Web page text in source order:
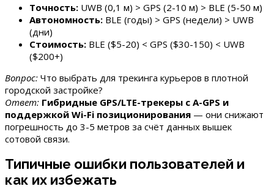
Точность: UWB (0,1 м) > GPS (2-10 м) > BLE (5-50 м)
Автономность: BLE (годы) > GPS (недели) > UWB
(дни)
Стоимость: BLE ($5-20) < GPS ($30-150) < UWB
($200+)
Вопрос: Что выбрать для трекинга курьеров в плотной
городской застройке?
Ответ: Гибридные GPS/LTE-трекеры с A-GPS и
поддержкой Wi-Fi позиционирования — они снижают
погрешность до 3-5 метров за счёт данных вышек
сотовой связи.
Типичные ошибки пользователей и
как их избежать